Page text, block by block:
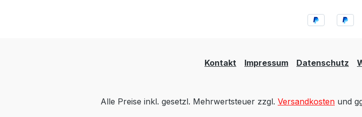
Kontakt Impressum Datenschutz
Alle Preise inkl. gesetzl. Mehrwertsteuer zzgl. Versandkosten und